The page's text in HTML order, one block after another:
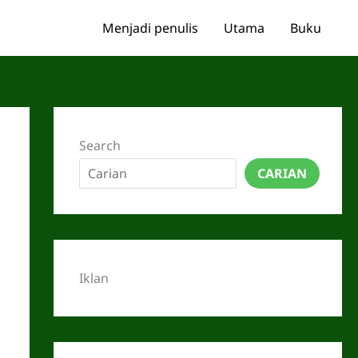
Menjadi penulis Utama Buku
Search
CARIAN
Iklan